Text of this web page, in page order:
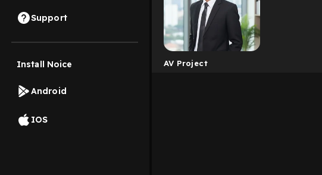
Support
Install Noice
Android
IOS
AV Project